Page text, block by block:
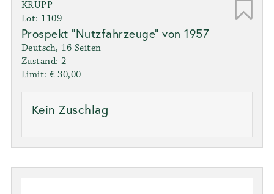
KRUPP
Lot: 1109
Prospekt "Nutzfahrzeuge" von 1957
Deutsch, 16 Seiten
Zustand: 2
Limit: € 30,00
Kein Zuschlag